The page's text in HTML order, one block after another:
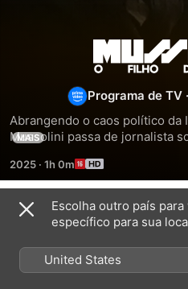
O
Filho
do
Programa de TV ·
Abrangendo o caos político da
Mussolini passa de jornalista
estabelecimento de um
incendiar a Europa.
MAIS
2025 · 1h 0m
Temporada 1
Escolha outro país
específico para sua
United States